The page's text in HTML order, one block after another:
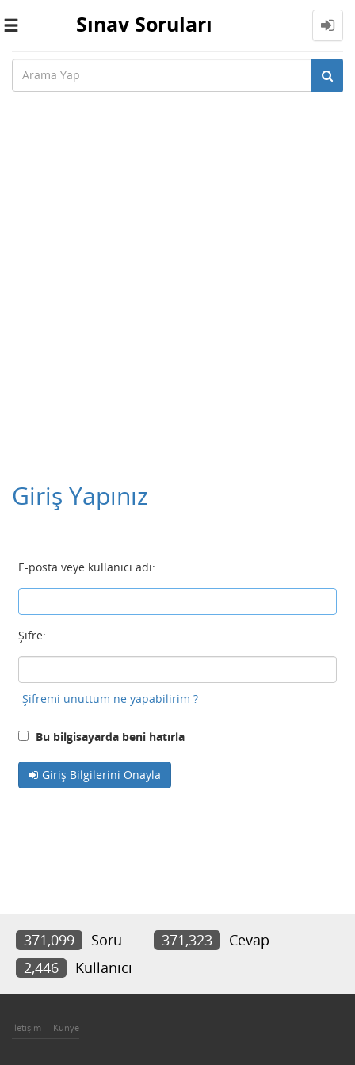
Toggle
Sınav Soruları
Giriş Yapınız
E-posta veye kullanıcı adı:
Şifre:
Şifremi unuttum ne yapabilirim ?
Bu bilgisayarda beni hatırla
Giriş Bilgilerini Onayla
371,099 Soru 371,323
Cevap
2,446
Kullanıcı
İletişim Künye